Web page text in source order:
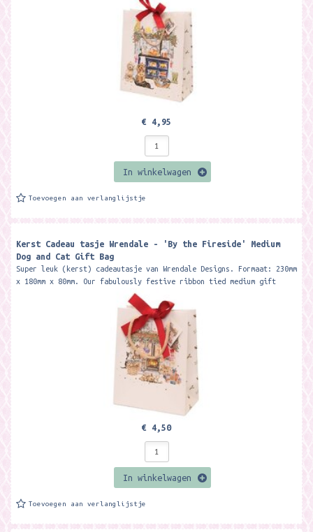
€ 4,95
In winkelwagen
Toevoegen aan verlanglijstje
Kerst Cadeau tasje Wrendale - 'By the Fireside' Medium
Dog and Cat Gift Bag
Super leuk (kerst) cadeautasje van Wrendale Designs. Formaat: 230mm
x 180mm x 80mm. Our fabulously festive ribbon tied medium gift
€ 4,50
In winkelwagen
Toevoegen aan verlanglijstje